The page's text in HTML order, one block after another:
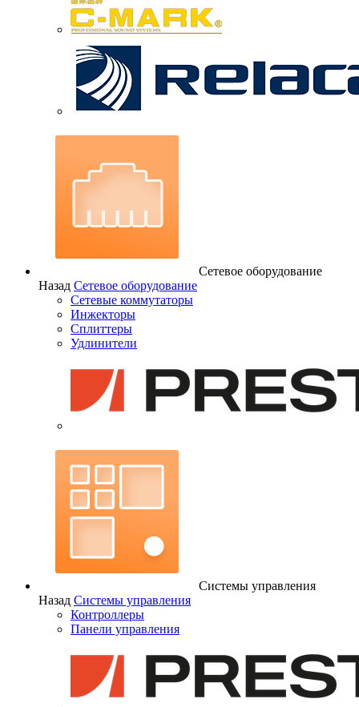
Сетевое оборудование
Назад Сетевое оборудование
Сетевые коммутаторы
Инжекторы
Сплиттеры
Удлинители
Системы управления
Назад Системы управления
Контроллеры
Панели управления